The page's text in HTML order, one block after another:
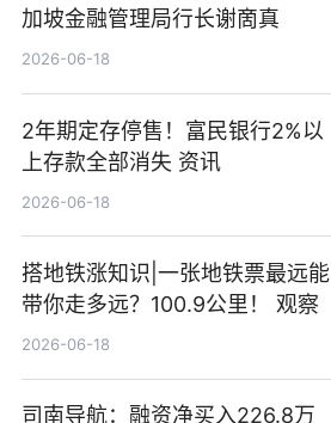
加坡金融管理局行长谢啇真
2026-06-18
2年期定存停售！富民银行2%以
上存款全部消失 资讯
2026-06-18
搭地铁涨知识|一张地铁票最远能
带你走多远？100.9公里！ 观察
2026-06-18
司南导航：融资净买入226.8万